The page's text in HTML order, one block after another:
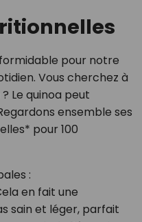
pour notre
Vous cherchez à
Le quinoa peut
ensemble ses
pour 100
:
en fait une
sain et léger, parfait